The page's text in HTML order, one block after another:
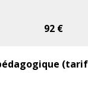
92 €